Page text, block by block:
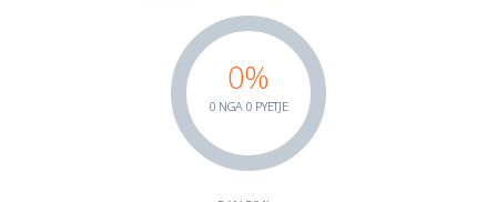
0%
0 NGA 0 PYETJE